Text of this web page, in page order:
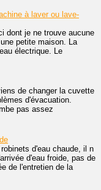
à laver ou lave-
dont je ne trouve aucune
une petite maison. La
électrique. Le
de changer la cuvette
d'évacuation.
pas assez
d'eau chaude, il n
d'eau froide, pas de
de l'entretien de la